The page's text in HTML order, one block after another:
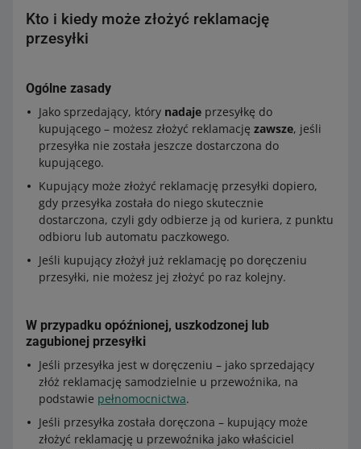
Allegro Odbiór w Punkcie DPD Pickup Węgry
Allegro Automaty Paczkowe DPD Węgry
Allegro Wysyłka z Polski do Węgier – Odbiór w Punkcie
Packeta pobranie
Allegro Wysyłka z Polski do Węgier – Automaty
Paczkowe Packeta
Paczkowe Packeta pobranie.
Kto i kiedy może złożyć reklamację
przesyłki
Ogólne zasady
Jako sprzedający, który nadaje przesyłkę do
kupującego – możesz złożyć reklamację zawsze, jeśli
przesyłka nie została jeszcze dostarczona do
kupującego.
Kupujący może złożyć reklamację przesyłki dopiero,
gdy przesyłka została do niego skutecznie
dostarczona, czyli gdy odbierze ją od kuriera, z punktu
odbioru lub automatu paczkowego.
Jeśli kupujący złożył już reklamację po doręczeniu
przesyłki, nie możesz jej złożyć po raz kolejny.
W przypadku opóźnionej, uszkodzonej lub
zagubionej przesyłki
Jeśli przesyłka jest w doręczeniu – jako sprzedający
złóż reklamację samodzielnie u przewoźnika, na
podstawie pełnomocnictwa.
Jeśli przesyłka została doręczona – kupujący może
złożyć reklamację u przewoźnika jako właściciel